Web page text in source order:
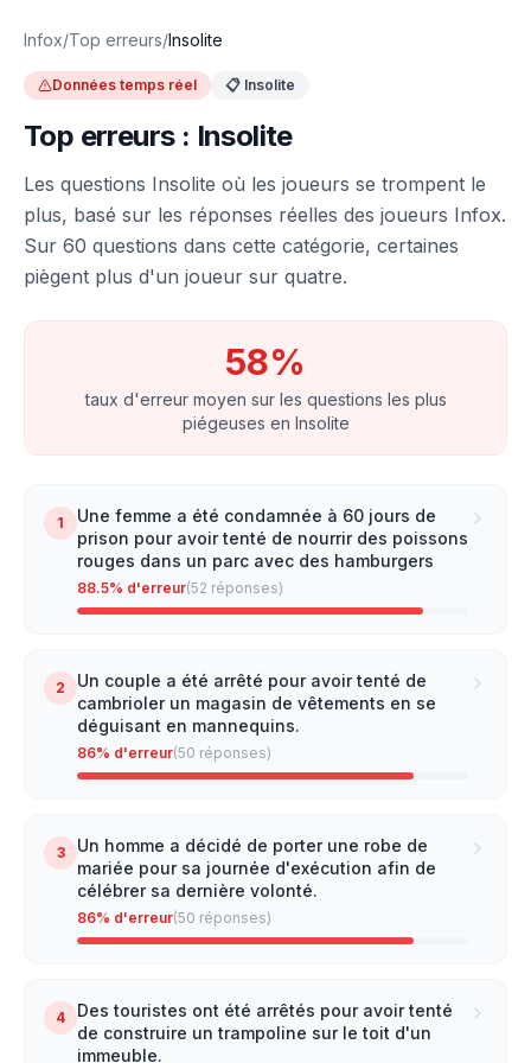
Infox/Top erreurs/Insolite
Données temps réel 📋 Insolite
Top erreurs : Insolite
Les questions Insolite où les joueurs se trompent le
plus, basé sur les réponses réelles des joueurs Infox.
Sur 60 questions dans cette catégorie, certaines
piègent plus d'un joueur sur quatre.
58%
taux d'erreur moyen sur les questions les plus
piégeuses en Insolite
1
Une femme a été condamnée à 60 jours de
prison pour avoir tenté de nourrir des poissons
rouges dans un parc avec des hamburgers
88.5% d'erreur(52 réponses)
2
Un couple a été arrêté pour avoir tenté de
cambrioler un magasin de vêtements en se
déguisant en mannequins.
86% d'erreur(50 réponses)
3
Un homme a décidé de porter une robe de
mariée pour sa journée d'exécution afin de
célébrer sa dernière volonté.
86% d'erreur(50 réponses)
4
Des touristes ont été arrêtés pour avoir tenté
de construire un trampoline sur le toit d'un
immeuble.